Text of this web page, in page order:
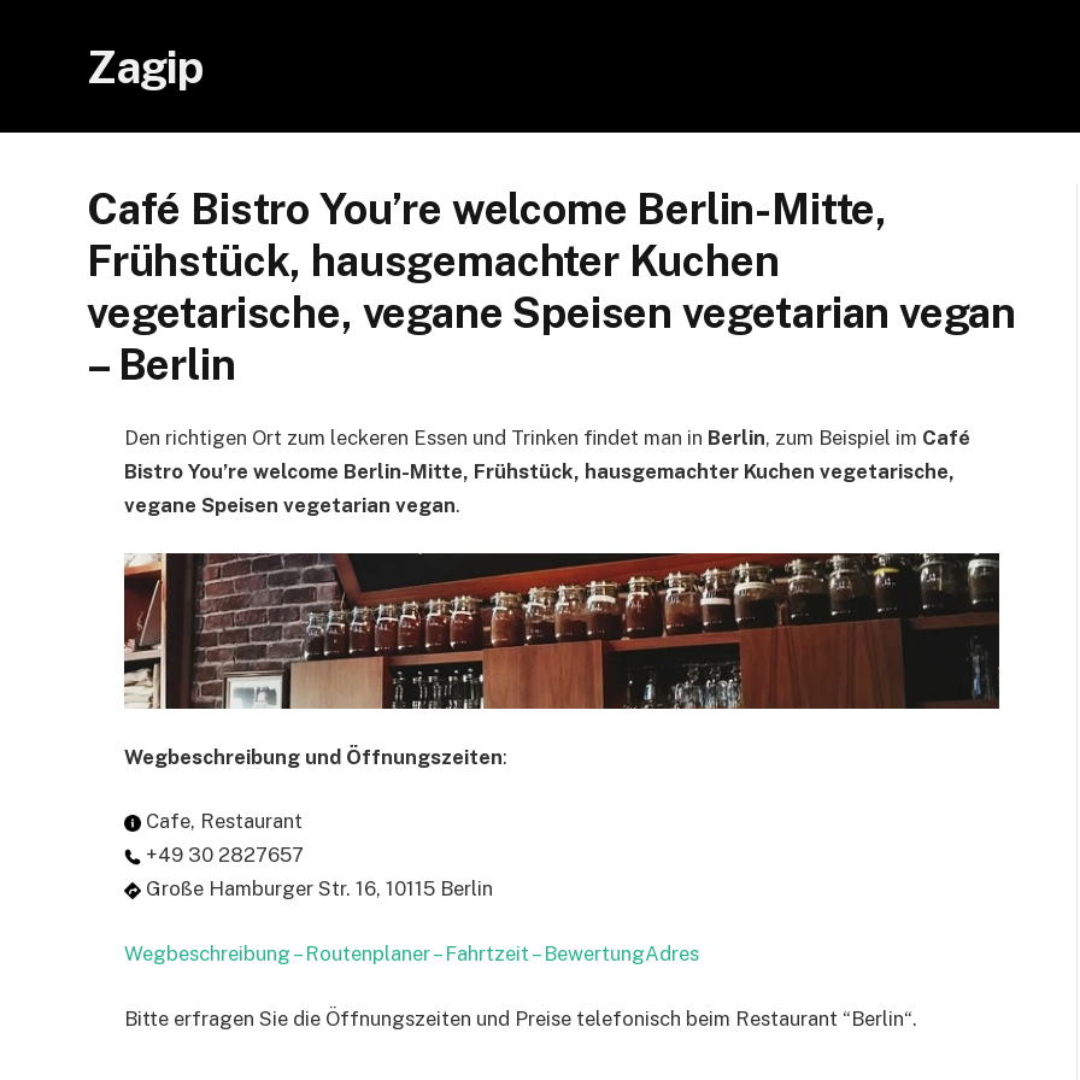
Zagip
Café Bistro You’re welcome Berlin-Mitte,
Frühstück, hausgemachter Kuchen
vegetarische, vegane Speisen vegetarian vegan
– Berlin
Den richtigen Ort zum leckeren Essen und Trinken findet man in Berlin, zum Beispiel im Café
Bistro You’re welcome Berlin-Mitte, Frühstück, hausgemachter Kuchen vegetarische,
vegane Speisen vegetarian vegan.
Wegbeschreibung und Öffnungszeiten:
Cafe, Restaurant
+49 30 2827657
Große Hamburger Str. 16, 10115 Berlin
Wegbeschreibung – Routenplaner – Fahrtzeit – BewertungAdres
Bitte erfragen Sie die Öffnungszeiten und Preise telefonisch beim Restaurant “Berlin“.